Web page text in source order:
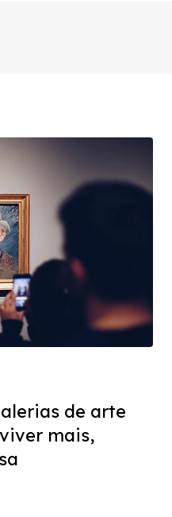
de arte
mais,